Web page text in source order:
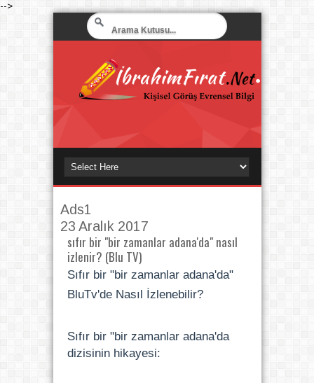
-->
Ads1
23 Aralık 2017
sıfır bir "bir zamanlar adana'da" nasıl
izlenir? (Blu TV)
Sıfır bir "bir zamanlar adana'da"
BluTv'de Nasıl İzlenebilir?
Sıfır bir "bir zamanlar adana'da
dizisinin hikayesi: